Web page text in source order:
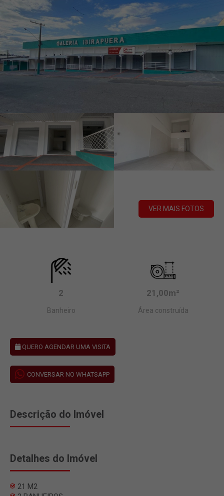
VER MAIS FOTOS
2
Banheiro
21,00m²
Área construída
QUERO AGENDAR UMA VISITA
CONVERSAR NO WHATSAPP
Descrição do Imóvel
Detalhes do Imóvel
21 M2